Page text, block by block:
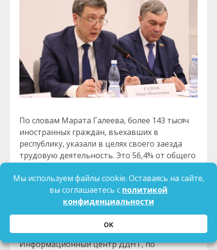
По словам Марата Галеева, более 143 тысяч
иностранных граждан, въехавших в
республику, указали в целях своего заезда
трудовую деятельность. Это 56,4% от общего
иностранных граждан. Почти 2 тысячи
иностранцев и лиц без гражданства
приобрели гражданство РФ. Численность
постоянно проживающих увеличилась на
Информационный центр ДДНТ, по
Мы используем файлы cookie. Оставаясь на сайте,
вы соглашаетесь с политикой
конфиденциальности
OK